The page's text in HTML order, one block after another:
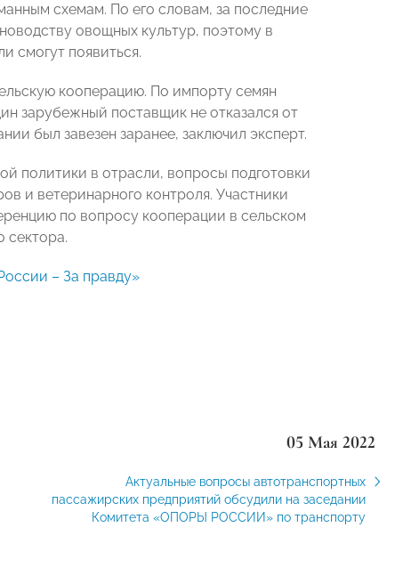
схемам. По его словам, за последние
овощных культур, поэтому в
смогут появиться.
кооперацию. По импорту семян
зарубежный поставщик не отказался от
был завезен заранее, заключил эксперт.
политики в отрасли, вопросы подготовки
и ветеринарного контроля. Участники
по вопросу кооперации в сельском
сектора.
– За правду»
05 Мая 2022
Актуальные вопросы автотранспортных
пассажирских предприятий обсудили на заседании
Комитета «ОПОРЫ РОССИИ» по транспорту